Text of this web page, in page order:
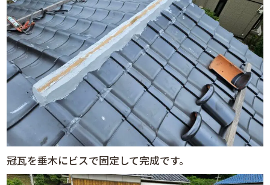
冠瓦を垂木にビスで固定して完成です。